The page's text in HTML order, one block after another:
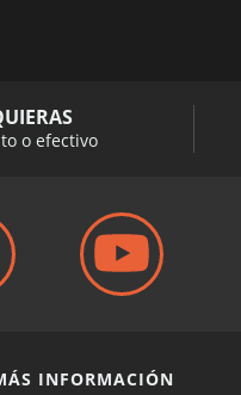
o efectivo
INFORMACIÓN